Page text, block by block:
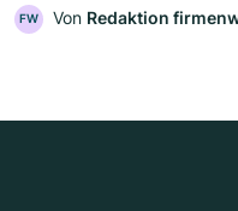
FW Von Redaktion